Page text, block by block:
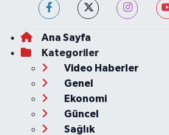
Ana Sayfa
Kategoriler
Video Haberler
Genel
Ekonomi
Güncel
Sağlık